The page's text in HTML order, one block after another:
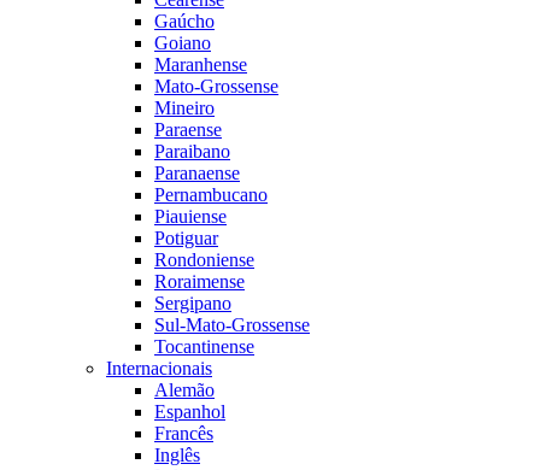
Gaúcho
Goiano
Maranhense
Mato-Grossense
Mineiro
Paraense
Paraibano
Paranaense
Pernambucano
Piauiense
Potiguar
Rondoniense
Roraimense
Sergipano
Sul-Mato-Grossense
Tocantinense
Internacionais
Alemão
Espanhol
Francês
Inglês